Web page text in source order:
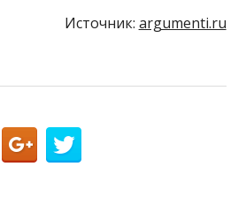
Источник: argumenti.ru